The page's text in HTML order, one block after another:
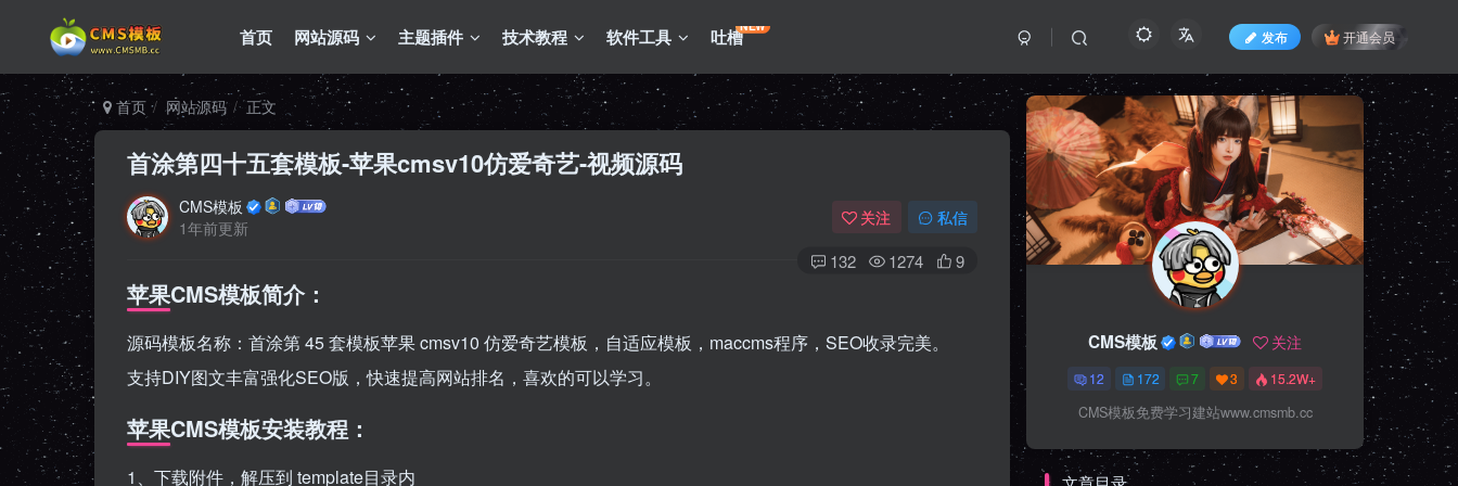
首页 网站源码 主题插件 技术教程 软件工具 吐槽NEW
发布 开通会员
首页 网站源码 正文
首涂第四十五套模板-苹果cmsv10仿爱奇艺-视频源码
CMS模板
1年前更新
关注 私信
132 1274 9
苹果CMS模板简介：
源码模板名称：首涂第 45 套模板苹果 cmsv10 仿爱奇艺模板，自适应模板，maccms程序，SEO收录完美。
支持DIY图文丰富强化SEO版，快速提高网站排名，喜欢的可以学习。
苹果CMS模板安装教程：
1、下载附件，解压到 template目录内
CMS模板 关注
12 172 7 3 15.2W+
CMS模板免费学习建站www.cmsmb.cc